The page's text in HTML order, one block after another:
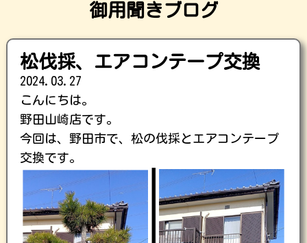
御用聞きブログ
松伐採、エアコンテープ交換
2024.03.27
こんにちは。
野田山崎店です。
今回は、野田市で、松の伐採とエアコンテープ
交換です。